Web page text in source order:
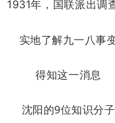
1931年，国联派出调
实地了解九一八事
得知这一消息
沈阳的9位知识分子